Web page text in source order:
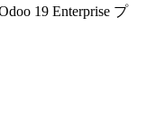
19 Enterprise プ